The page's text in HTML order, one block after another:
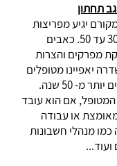
תחתון
יגיע מפריצות
דיסק בגילאים 30 עד 50. כאבים
מפרקים והצרות
יאפיינו מטופלים
מ- 50 שנה.
המטופל, אם הוא עובד
או עבודה
כמו מנהלי חשבונות
ועוד...